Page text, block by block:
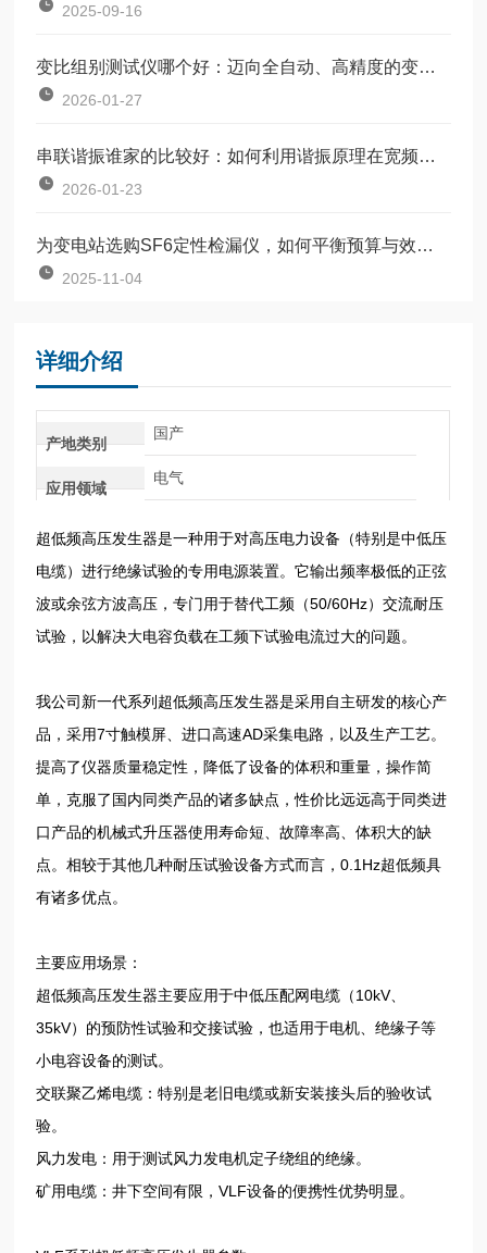
2025-09-16
变比组别测试仪哪个好：迈向全自动、高精度的变比与组别智能判定
2026-01-27
串联谐振谁家的比较好：如何利用谐振原理在宽频带内产生稳定试验电压
2026-01-23
为变电站选购SF6定性检漏仪，如何平衡预算与效能？
2025-11-04
详细介绍
产地类别
国产
应用领域
电气
超低频高压发生器是一种用于对高压电力设备（特别是中低压
电缆）进行绝缘试验的专用电源装置。它输出频率极低的正弦
波或余弦方波高压，专门用于替代工频（50/60Hz）交流耐压
试验，以解决大电容负载在工频下试验电流过大的问题。
我公司新一代系列超低频高压发生器是采用自主研发的核心产
品，采用7寸触模屏、进口高速AD采集电路，以及生产工艺。
提高了仪器质量稳定性，降低了设备的体积和重量，操作简
单，克服了国内同类产品的诸多缺点，性价比远远高于同类进
口产品的机械式升压器使用寿命短、故障率高、体积大的缺
点。相较于其他几种耐压试验设备方式而言，0.1Hz超低频具
有诸多优点。
主要应用场景：
超低频高压发生器主要应用于中低压配网电缆（10kV、
35kV）的预防性试验和交接试验，也适用于电机、绝缘子等
小电容设备的测试。
交联聚乙烯电缆：特别是老旧电缆或新安装接头后的验收试
验。
风力发电：用于测试风力发电机定子绕组的绝缘。
矿用电缆：井下空间有限，VLF设备的便携性优势明显。